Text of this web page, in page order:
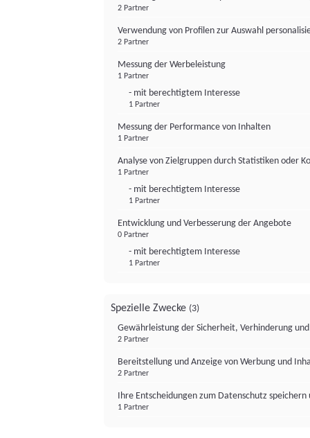
2 Partner
Verwendung von Profilen zur Auswahl
2 Partner
Messung der Werbeleistung
1 Partner
- mit berechtigtem Interesse
1 Partner
Messung der Performance von Inhalten
1 Partner
Analyse von Zielgruppen durch Statistiken oder
1 Partner
- mit berechtigtem Interesse
1 Partner
Entwicklung und Verbesserung der Angebote
0 Partner
- mit berechtigtem Interesse
1 Partner
Spezielle Zwecke (3)
Gewährleistung der Sicherheit, Verhinderung
2 Partner
Bereitstellung und Anzeige von Werbung und
2 Partner
Ihre Entscheidungen zum Datenschutz
1 Partner